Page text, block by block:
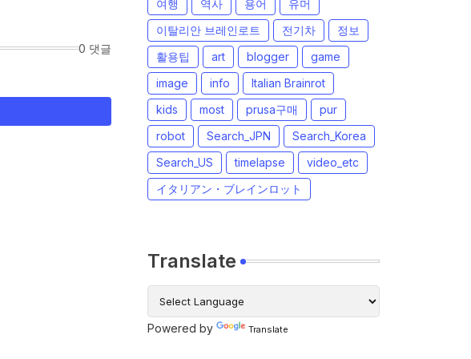
0 댓글
여행
역사 용어
유머
이탈리안 브레인로트
전기차
정보
활용팁
art blogger
game
image
info
Italian Brainrot
kids
most prusa구매
pur
robot
Search_JPN
Search_Korea
Search_US
timelapse
video_etc
イタリアン・ブレインロット
Translate
Powered by Translate